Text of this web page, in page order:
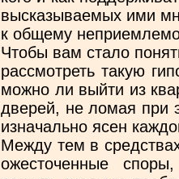
высказываемых ими
к общему
Чтобы вам стало
рассмотреть такую
можно ли выйти из
дверей, не ломая при
изначально ясен
Между тем в
ожесточенные